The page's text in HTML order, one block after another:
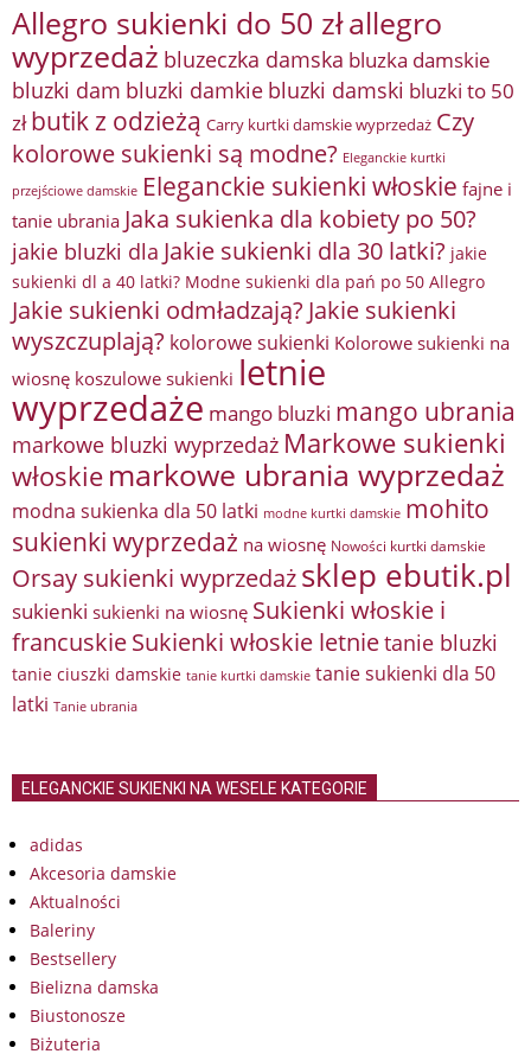
Allegro sukienki do 50 złallegro
wyprzedaż bluzeczka damska bluzka damskie
bluzki dam bluzki damkie bluzki damski bluzki to 50
zł butik z odzieżą Carry kurtki damskie wyprzedaż Czy
kolorowe sukienki są modne? Eleganckie kurtki
przejściowe damskie Eleganckie sukienki włoskie fajne i
tanie ubrania Jaka sukienka dla kobiety po 50?
jakie bluzki dla Jakie sukienki dla 30 latki? jakie
sukienki dl a 40 latki? Modne sukienki dla pań po 50 Allegro
Jakie sukienki odmładzają? Jakie sukienki
wyszczuplają? kolorowe sukienki Kolorowe sukienki na
wiosnę koszulowe sukienki letnie
wyprzedaże mango bluzki mango ubrania
markowe bluzki wyprzedaż Markowe sukienki
włoskie markowe ubrania wyprzedaż
modna sukienka dla 50 latki modne kurtki damskie mohito
sukienki wyprzedaż na wiosnę Nowości kurtki damskie
Orsay sukienki wyprzedażsklep ebutik.pl
sukienki sukienki na wiosnę Sukienki włoskie i
francuskieSukienki włoskie letnietanie bluzki
tanie ciuszki damskie tanie kurtki damskie tanie sukienki dla 50
latki Tanie ubrania
ELEGANCKIE SUKIENKI NA WESELE KATEGORIE
adidas
Akcesoria damskie
Aktualności
Baleriny
Bestsellery
Bielizna damska
Biustonosze
Biżuteria